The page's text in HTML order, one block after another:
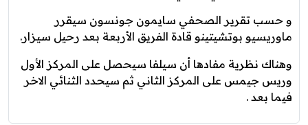
و حسب تقرير الصحفي سايمون جونسون سيقرر
ماوريسيو بوتشيتينو قادة الفريق الأربعة بعد رحيل سيزار.
وهناك نظرية مفادها أن سيلفا سيحصل على المركز الأول
وريس جيمس على المركز الثاني ثم سيحدد الثنائي الاخر
فيما بعد .